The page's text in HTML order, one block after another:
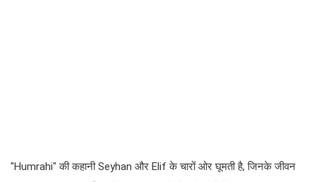
"Humrahi" की कहानी Seyhan और Elif के चारों ओर घूमती है, जिनके जीवन